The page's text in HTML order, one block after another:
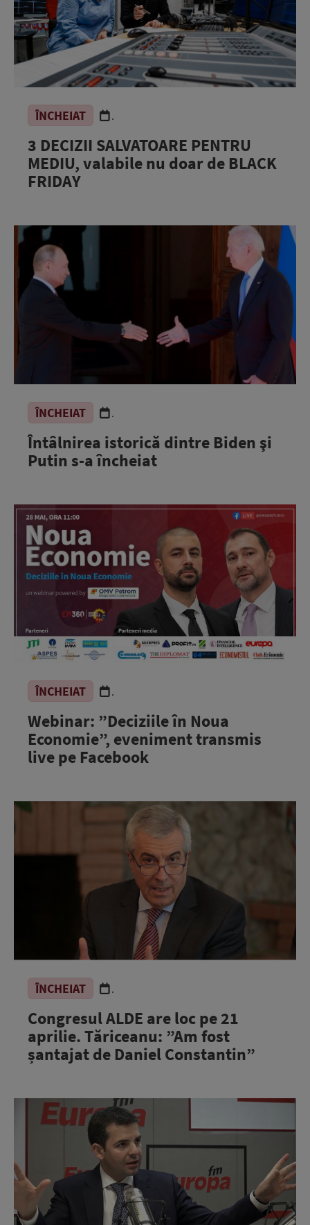
ÎNCHEIAT .
3 DECIZII SALVATOARE PENTRU
MEDIU, valabile nu doar de BLACK
FRIDAY
ÎNCHEIAT .
Întâlnirea istorică dintre Biden şi
Putin s-a încheiat
ÎNCHEIAT .
Webinar: ”Deciziile în Noua
Economie”, eveniment transmis
live pe Facebook
ÎNCHEIAT .
Congresul ALDE are loc pe 21
aprilie. Tăriceanu: ”Am fost
șantajat de Daniel Constantin”